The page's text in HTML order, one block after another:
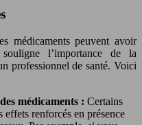
médicaments peuvent avoir
l’importance de la
professionnel de santé. Voici
médicaments : Certains
renforcés en présence